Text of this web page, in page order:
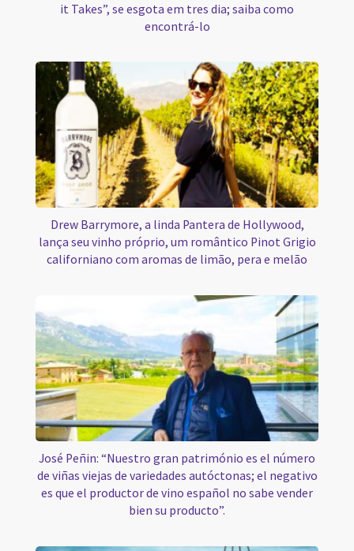
it Takes”, se esgota em tres dia; saiba como
encontrá-lo
Drew Barrymore, a linda Pantera de Hollywood,
lança seu vinho próprio, um romântico Pinot Grigio
californiano com aromas de limão, pera e melão
José Peñin: “Nuestro gran património es el número
de viñas viejas de variedades autóctonas; el negativo
es que el productor de vino español no sabe vender
bien su producto”.